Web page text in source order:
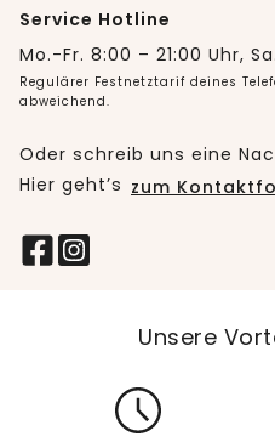
Service Hotline
Mo.-Fr. 8:00 – 21:00 Uhr,
Regulärer Festnetztarif deines
abweichend.
Oder schreib uns eine
Hier geht’s zum
Unsere